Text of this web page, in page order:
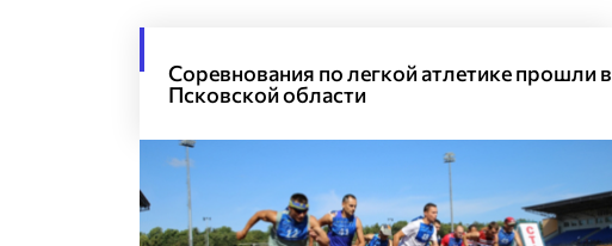
Соревнования по легкой атлетике прошли в
Псковской области